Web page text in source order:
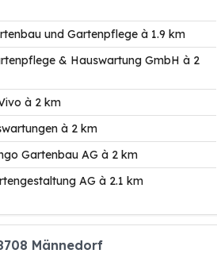
und Gartenpflege à 1.9 km
& Hauswartung GmbH à 2
à 2 km
à 2 km
Gartenbau AG à 2 km
AG à 2.1 km
Männedorf